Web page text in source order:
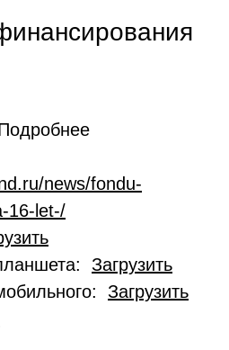
news/fondu-
16-let-/
Загрузить
Загрузить